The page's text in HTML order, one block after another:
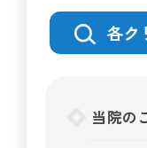
各ク
当院の